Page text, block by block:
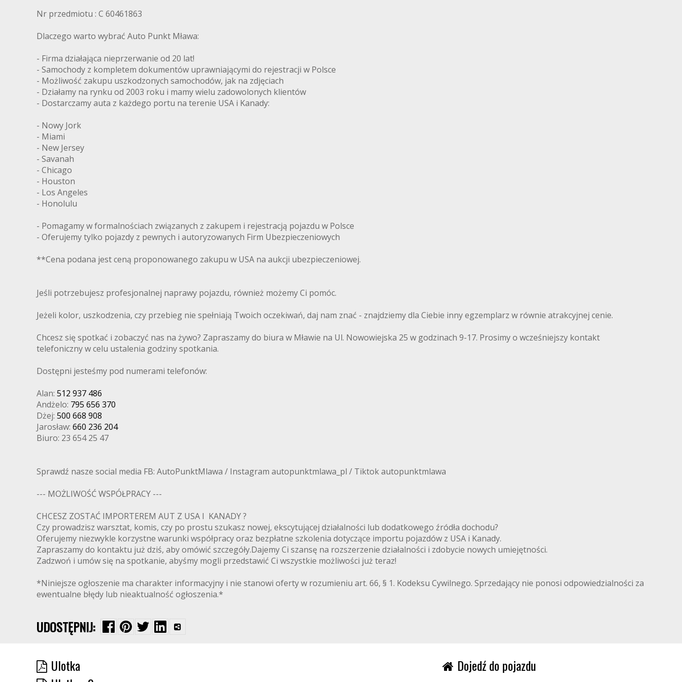
Nr przedmiotu : C 60461863
Dlaczego warto wybrać Auto Punkt Mława:
- Firma działająca nieprzerwanie od 20 lat!
- Samochody z kompletem dokumentów uprawniającymi do rejestracji w Polsce
- Możliwość zakupu uszkodzonych samochodów, jak na zdjęciach
- Działamy na rynku od 2003 roku i mamy wielu zadowolonych klientów
- Dostarczamy auta z każdego portu na terenie USA i Kanady:
- Nowy Jork
- Miami
- New Jersey
- Savanah
- Chicago
- Houston
- Los Angeles
- Honolulu
- Pomagamy w formalnościach związanych z zakupem i rejestracją pojazdu w Polsce
- Oferujemy tylko pojazdy z pewnych i autoryzowanych Firm Ubezpieczeniowych
**Cena podana jest ceną proponowanego zakupu w USA na aukcji ubezpieczeniowej.
Jeśli potrzebujesz profesjonalnej naprawy pojazdu, również możemy Ci pomóc.
Jeżeli kolor, uszkodzenia, czy przebieg nie spełniają Twoich oczekiwań, daj nam znać - znajdziemy dla Ciebie inny egzemplarz w równie atrakcyjnej cenie.
Chcesz się spotkać i zobaczyć nas na żywo? Zapraszamy do biura w Mławie na Ul. Nowowiejska 25 w godzinach 9-17. Prosimy o wcześniejszy kontakt
telefoniczny w celu ustalenia godziny spotkania.
Dostępni jesteśmy pod numerami telefonów:
Alan: 512 937 486
Andżelo: 795 656 370
Dżej: 500 668 908
Jarosław: 660 236 204
Biuro: 23 654 25 47
Sprawdź nasze social media FB: AutoPunktMlawa / Instagram autopunktmlawa_pl / Tiktok autopunktmlawa
--- MOŻLIWOŚĆ WSPÓŁPRACY ---
CHCESZ ZOSTAĆ IMPORTEREM AUT Z USA I KANADY ?
Czy prowadzisz warsztat, komis, czy po prostu szukasz nowej, ekscytującej działalności lub dodatkowego źródła dochodu?
Oferujemy niezwykle korzystne warunki współpracy oraz bezpłatne szkolenia dotyczące importu pojazdów z USA i Kanady.
Zapraszamy do kontaktu już dziś, aby omówić szczegóły.Dajemy Ci szansę na rozszerzenie działalności i zdobycie nowych umiejętności.
Zadzwoń i umów się na spotkanie, abyśmy mogli przedstawić Ci wszystkie możliwości już teraz!
*Niniejsze ogłoszenie ma charakter informacyjny i nie stanowi oferty w rozumieniu art. 66, § 1. Kodeksu Cywilnego. Sprzedający nie ponosi odpowiedzialności za
ewentualne błędy lub nieaktualność ogłoszenia.*
UDOSTĘPNIJ:
Ulotka
Dojedź do pojazdu